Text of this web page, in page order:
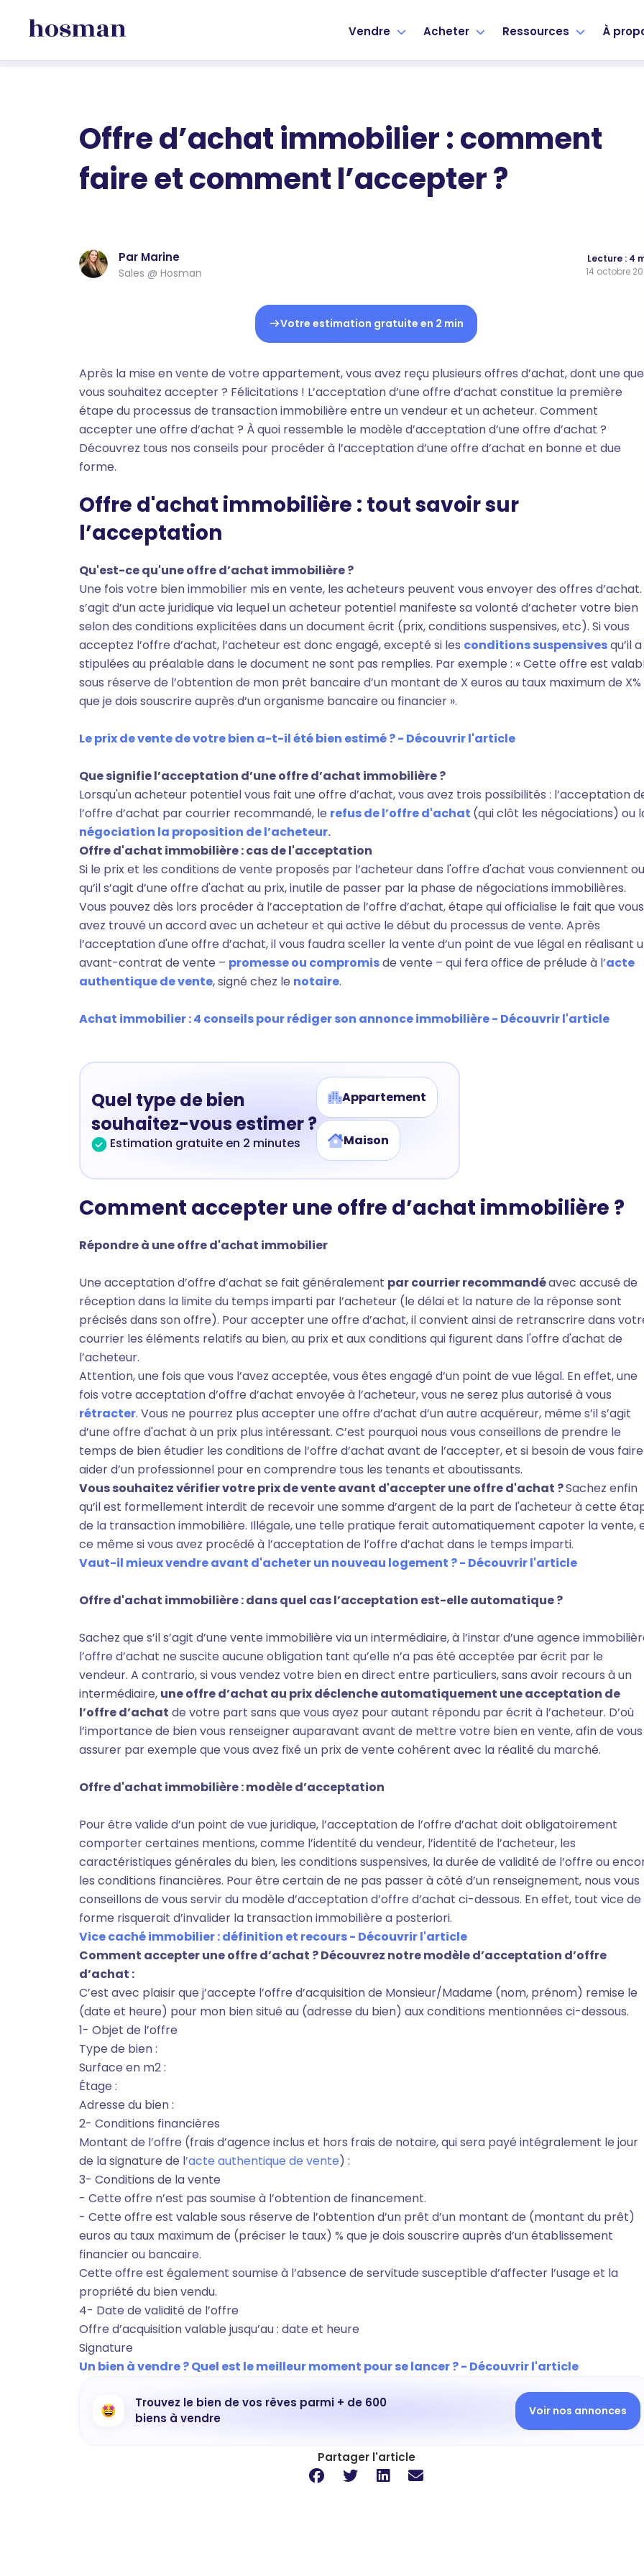
Vendre Acheter Ressources À
Offre d’achat immobilier : comment
faire et comment l’accepter ?
Par Marine
Sales @ Hosman
Lecture : 4
14 octobre
Votre estimation gratuite en 2 min
Après la mise en vente de votre appartement, vous avez reçu plusieurs offres d’achat, dont une que
vous souhaitez accepter ? Félicitations ! L’acceptation d’une offre d’achat constitue la première
étape du processus de transaction immobilière entre un vendeur et un acheteur. Comment
accepter une offre d’achat ? À quoi ressemble le modèle d’acceptation d’une offre d’achat ?
Découvrez tous nos conseils pour procéder à l’acceptation d’une offre d’achat en bonne et due
forme.
Offre d'achat immobilière : tout savoir sur
l’acceptation
Qu'est-ce qu'une offre d’achat immobilière ?
Une fois votre bien immobilier mis en vente, les acheteurs peuvent vous envoyer des offres d’achat.
s’agit d’un acte juridique via lequel un acheteur potentiel manifeste sa volonté d’acheter votre bien
selon des conditions explicitées dans un document écrit (prix, conditions suspensives, etc). Si vous
acceptez l’offre d’achat, l’acheteur est donc engagé, excepté si les conditions suspensivesqu’il a
stipulées au préalable dans le document ne sont pas remplies. Par exemple : « Cette offre est
sous réserve de l’obtention de mon prêt bancaire d’un montant de X euros au taux maximum de X%
que je dois souscrire auprès d’un organisme bancaire ou financier ».
Le prix de vente de votre bien a-t-il été bien estimé ? - Découvrir l'article
Que signifie l’acceptation d’une offre d’achat immobilière ?
Lorsqu'un acheteur potentiel vous fait une offre d’achat, vous avez trois possibilités : l’acceptation
l’offre d’achat par courrier recommandé, le refus de l’offre d'achat (qui clôt les négociations) ou
négociation la proposition de l’acheteur.
Offre d'achat immobilière : cas de l'acceptation
Si le prix et les conditions de vente proposés par l’acheteur dans l'offre d'achat vous conviennent ou
qu’il s’agit d’une offre d'achat au prix, inutile de passer par la phase de négociations immobilières.
Vous pouvez dès lors procéder à l’acceptation de l’offre d’achat, étape qui officialise le fait que vous
avez trouvé un accord avec un acheteur et qui active le début du processus de vente. Après
l’acceptation d'une offre d’achat, il vous faudra sceller la vente d’un point de vue légal en réalisant
avant-contrat de vente – promesse ou compromisde vente – qui fera office de prélude à l’acte
authentique de vente, signé chez le notaire.
Achat immobilier : 4 conseils pour rédiger son annonce immobilière - Découvrir l'article
Quel type de bien
souhaitez-vous estimer ?
Estimation gratuite en 2 minutes
Appartement
Maison
Comment accepter une offre d’achat immobilière ?
Répondre à une offre d'achat immobilier
Une acceptation d’offre d’achat se fait généralement par courrier recommandéavec accusé de
réception dans la limite du temps imparti par l’acheteur (le délai et la nature de la réponse sont
précisés dans son offre). Pour accepter une offre d’achat, il convient ainsi de retranscrire dans
courrier les éléments relatifs au bien, au prix et aux conditions qui figurent dans l'offre d'achat de
l’acheteur.
Attention, une fois que vous l’avez acceptée, vous êtes engagé d’un point de vue légal. En effet, une
fois votre acceptation d’offre d’achat envoyée à l’acheteur, vous ne serez plus autorisé à vous
rétracter. Vous ne pourrez plus accepter une offre d’achat d’un autre acquéreur, même s’il s’agit
d’une offre d'achat à un prix plus intéressant. C’est pourquoi nous vous conseillons de prendre le
temps de bien étudier les conditions de l’offre d’achat avant de l’accepter, et si besoin de vous faire
aider d’un professionnel pour en comprendre tous les tenants et aboutissants.
Vous souhaitez vérifier votre prix de vente avant d'accepter une offre d'achat ?Sachez enfin
qu’il est formellement interdit de recevoir une somme d’argent de la part de l'acheteur à cette
de la transaction immobilière. Illégale, une telle pratique ferait automatiquement capoter la vente,
ce même si vous avez procédé à l’acceptation de l’offre d’achat dans le temps imparti.
Vaut-il mieux vendre avant d'acheter un nouveau logement ? - Découvrir l'article
Offre d'achat immobilière : dans quel cas l’acceptation est-elle automatique ?
Sachez que s’il s’agit d’une vente immobilière via un intermédiaire, à l’instar d’une agence
l’offre d’achat ne suscite aucune obligation tant qu’elle n’a pas été acceptée par écrit par le
vendeur. A contrario, si vous vendez votre bien en direct entre particuliers, sans avoir recours à un
intermédiaire, une offre d’achat au prix déclenche automatiquement une acceptation de
l’offre d’achat de votre part sans que vous ayez pour autant répondu par écrit à l’acheteur. D’où
l’importance de bien vous renseigner auparavant avant de mettre votre bien en vente, afin de vous
assurer par exemple que vous avez fixé un prix de vente cohérent avec la réalité du marché.
Offre d'achat immobilière : modèle d’acceptation
Pour être valide d’un point de vue juridique, l’acceptation de l’offre d’achat doit obligatoirement
comporter certaines mentions, comme l’identité du vendeur, l’identité de l’acheteur, les
caractéristiques générales du bien, les conditions suspensives, la durée de validité de l’offre ou
les conditions financières. Pour être certain de ne pas passer à côté d’un renseignement, nous vous
conseillons de vous servir du modèle d’acceptation d’offre d’achat ci-dessous. En effet, tout vice de
forme risquerait d’invalider la transaction immobilière a posteriori.
Vice caché immobilier : définition et recours - Découvrir l'article
Comment accepter une offre d’achat ? Découvrez notre modèle d’acceptation d’offre
d’achat :
C’est avec plaisir que j’accepte l’offre d’acquisition de Monsieur/Madame (nom, prénom) remise le
(date et heure) pour mon bien situé au (adresse du bien) aux conditions mentionnées ci-dessous.
1- Objet de l’offre
Type de bien :
Surface en m2 :
Étage :
Adresse du bien :
2- Conditions financières
Montant de l’offre (frais d’agence inclus et hors frais de notaire, qui sera payé intégralement le jour
de la signature de l’acte authentique de vente) :
3- Conditions de la vente
- Cette offre n’est pas soumise à l’obtention de financement.
- Cette offre est valable sous réserve de l’obtention d’un prêt d’un montant de (montant du prêt)
euros au taux maximum de (préciser le taux) % que je dois souscrire auprès d’un établissement
financier ou bancaire.
Cette offre est également soumise à l’absence de servitude susceptible d’affecter l’usage et la
propriété du bien vendu.
4- Date de validité de l’offre
Offre d’acquisition valable jusqu’au : date et heure
Signature
Un bien à vendre ? Quel est le meilleur moment pour se lancer ? - Découvrir l'article
Trouvez le bien de vos rêves parmi + de 600
biens à vendre
Voir nos annonces
Partager l'article